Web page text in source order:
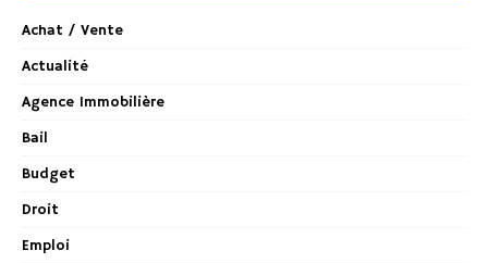
Achat / Vente
Actualité
Agence Immobilière
Bail
Budget
Droit
Emploi